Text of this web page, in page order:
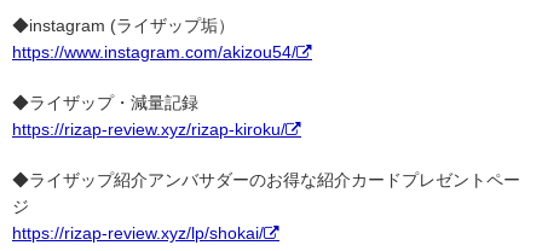
◆instagram (ライザップ垢）
https://www.instagram.com/akizou54/
◆ライザップ・減量記録
https://rizap-review.xyz/rizap-kiroku/
◆ライザップ紹介アンバサダーのお得な紹介カードプレゼントペー
ジ
https://rizap-review.xyz/lp/shokai/